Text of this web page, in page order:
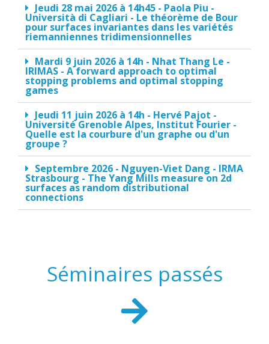
Jeudi 28 mai 2026 à 14h45 - Paola Piu -
Università di Cagliari - Le théorème de Bour
pour surfaces invariantes dans les variétés
riemanniennes tridimensionnelles
Mardi 9 juin 2026 à 14h - Nhat Thang Le -
IRIMAS - A forward approach to optimal
stopping problems and optimal stopping
games
Jeudi 11 juin 2026 à 14h - Hervé Pajot -
Université Grenoble Alpes, Institut Fourier -
Quelle est la courbure d'un graphe ou d'un
groupe ?
Septembre 2026 - Nguyen-Viet Dang - IRMA
Strasbourg - The Yang Mills measure on 2d
surfaces as random distributional
connections
Séminaires passés